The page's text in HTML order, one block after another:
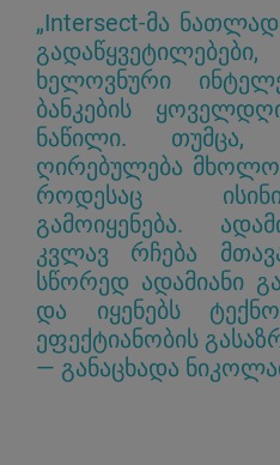
„Intersect-მა
ხელოვნური
ბანკების
ნაწილი.
ღირებულება
როდესაც
გამოიყენება.
კვლავ რჩება
სწორედ ადამიანი
და იყენებს
ეფექტიანობის
— განაცხადა